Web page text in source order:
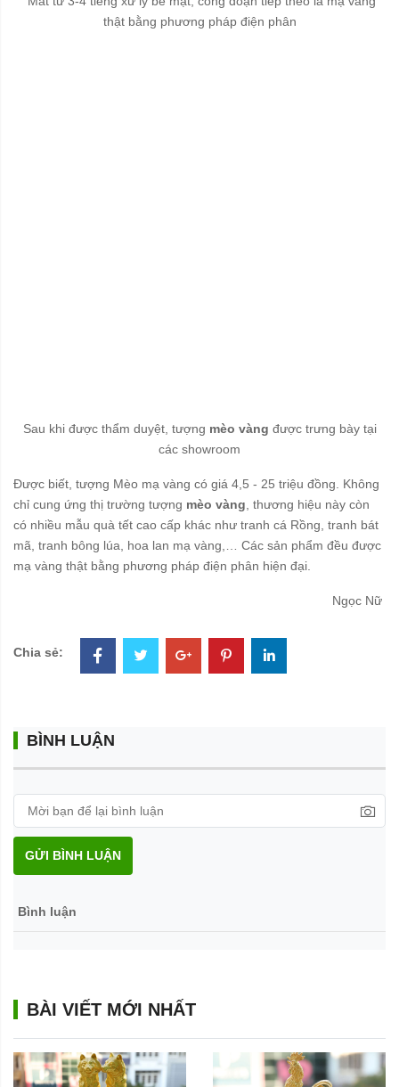
thật bằng phương pháp điện phân
Sau khi được thẩm duyệt, tượng mèo vàng được trưng bày tại
các showroom
Được biết, tượng Mèo mạ vàng có giá 4,5 - 25 triệu đồng. Không
chỉ cung ứng thị trường tượng mèo vàng , thương hiệu này còn
có nhiều mẫu quà tết cao cấp khác như tranh cá Rồng, tranh bát
mã, tranh bông lúa, hoa lan mạ vàng,… Các sản phẩm đều được
mạ vàng thật bằng phương pháp điện phân hiện đại.
Ngọc Nữ
Chia sẻ:
BÌNH LUẬN
GỬI BÌNH LUẬN
Bình luận
BÀI VIẾT MỚI NHẤT